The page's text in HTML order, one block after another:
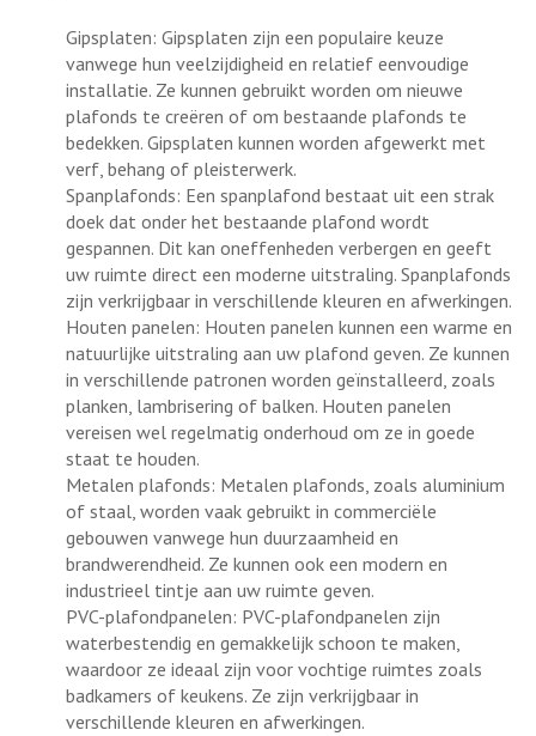
Gipsplaten: Gipsplaten zijn een populaire keuze
vanwege hun veelzijdigheid en relatief eenvoudige
installatie. Ze kunnen gebruikt worden om nieuwe
plafonds te creëren of om bestaande plafonds te
bedekken. Gipsplaten kunnen worden afgewerkt met
verf, behang of pleisterwerk.
Spanplafonds: Een spanplafond bestaat uit een strak
doek dat onder het bestaande plafond wordt
gespannen. Dit kan oneffenheden verbergen en geeft
uw ruimte direct een moderne uitstraling. Spanplafonds
zijn verkrijgbaar in verschillende kleuren en afwerkingen.
Houten panelen: Houten panelen kunnen een warme en
natuurlijke uitstraling aan uw plafond geven. Ze kunnen
in verschillende patronen worden geïnstalleerd, zoals
planken, lambrisering of balken. Houten panelen
vereisen wel regelmatig onderhoud om ze in goede
staat te houden.
Metalen plafonds: Metalen plafonds, zoals aluminium
of staal, worden vaak gebruikt in commerciële
gebouwen vanwege hun duurzaamheid en
brandwerendheid. Ze kunnen ook een modern en
industrieel tintje aan uw ruimte geven.
PVC-plafondpanelen: PVC-plafondpanelen zijn
waterbestendig en gemakkelijk schoon te maken,
waardoor ze ideaal zijn voor vochtige ruimtes zoals
badkamers of keukens. Ze zijn verkrijgbaar in
verschillende kleuren en afwerkingen.